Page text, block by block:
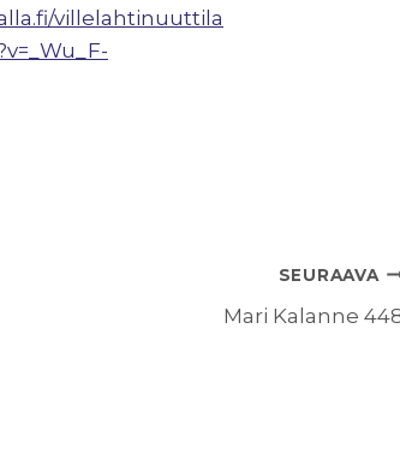
villelahtinuuttila
SEURAAVA
Mari Kalanne